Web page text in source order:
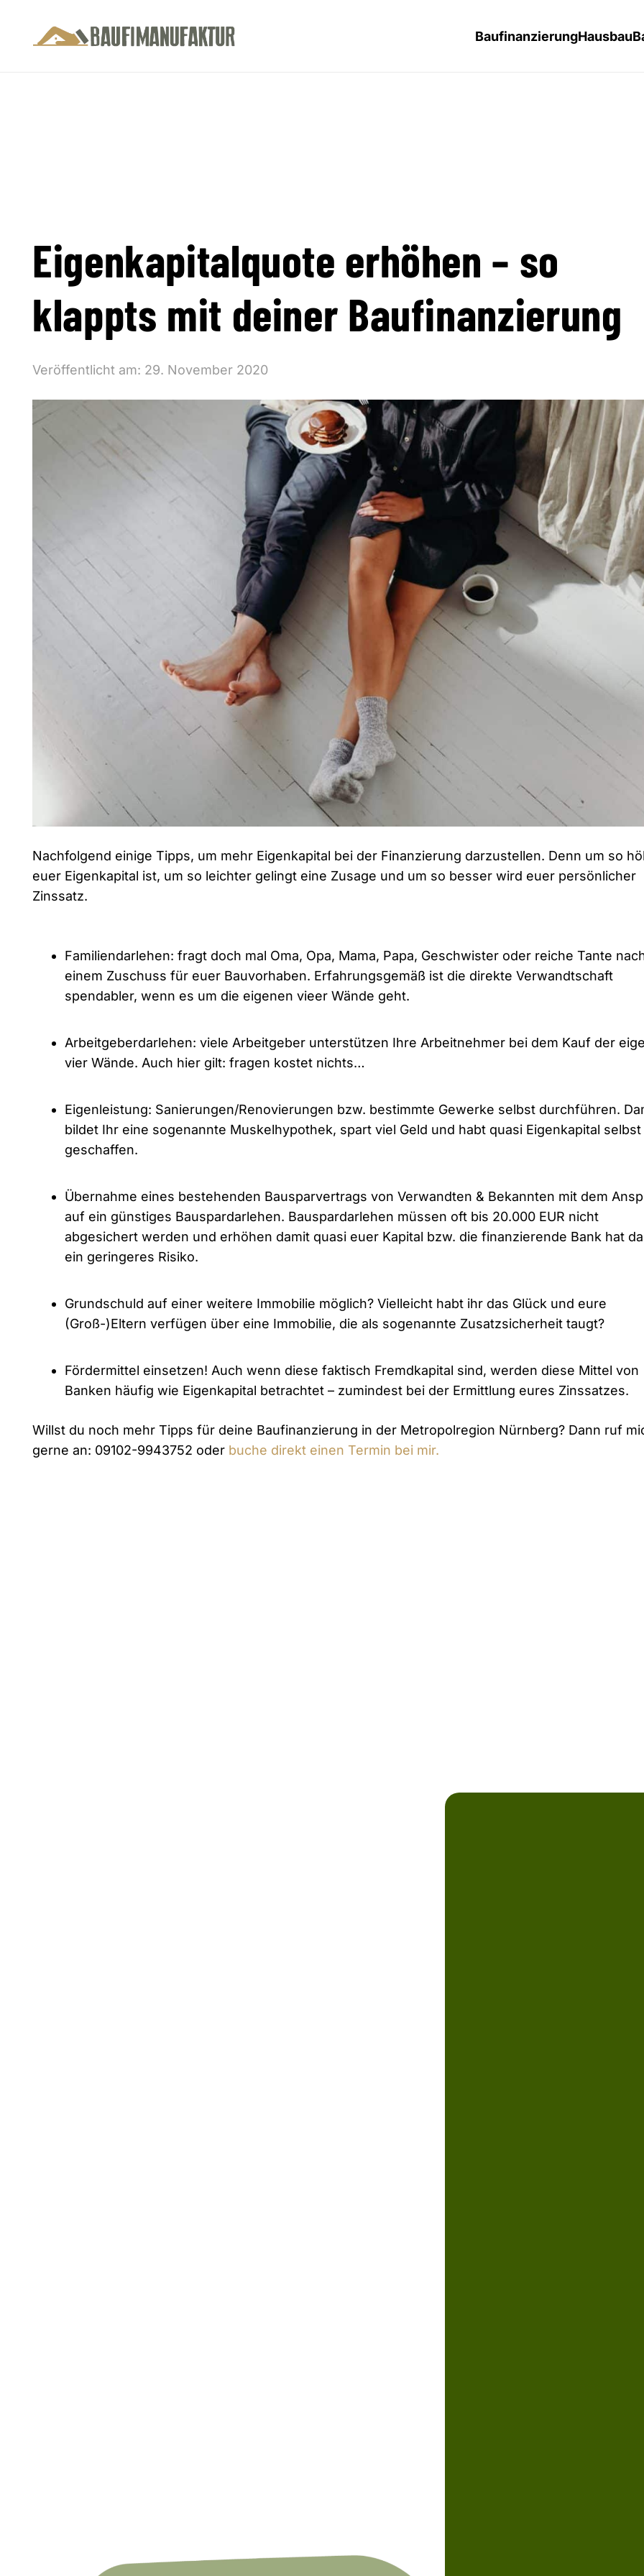
BaufinanzierungHausbau
Eigenkapitalquote erhöhen – so
klappts mit deiner Baufinanzierung
Veröffentlicht am: 29. November 2020
Nachfolgend einige Tipps, um mehr Eigenkapital bei der Finanzierung darzustellen. Denn um so
euer Eigenkapital ist, um so leichter gelingt eine Zusage und um so besser wird euer persönlicher
Zinssatz.
Familiendarlehen: fragt doch mal Oma, Opa, Mama, Papa, Geschwister oder reiche Tante
einem Zuschuss für euer Bauvorhaben. Erfahrungsgemäß ist die direkte Verwandtschaft
spendabler, wenn es um die eigenen vieer Wände geht.
Arbeitgeberdarlehen: viele Arbeitgeber unterstützen Ihre Arbeitnehmer bei dem Kauf der
vier Wände. ⁠Auch hier gilt: fragen kostet nichts…
Eigenleistung: Sanierungen/Renovierungen bzw. bestimmte Gewerke selbst durchführen.
bildet Ihr eine sogenannte Muskelhypothek, spart viel Geld und habt quasi Eigenkapital selbst
geschaffen.
Übernahme eines bestehenden Bausparvertrags von Verwandten & Bekannten mit dem
auf ein günstiges Bauspardarlehen. Bauspardarlehen müssen oft bis 20.000 EUR nicht
abgesichert werden und erhöhen damit quasi euer Kapital bzw. die finanzierende Bank hat
ein geringeres Risiko.⁠
Grundschuld auf einer weitere Immobilie möglich? Vielleicht habt ihr das Glück und eure
(Groß-)Eltern verfügen über eine Immobilie, die als sogenannte Zusatzsicherheit taugt?
Fördermittel einsetzen! Auch wenn diese faktisch Fremdkapital sind, werden diese Mittel von
Banken häufig wie Eigenkapital betrachtet – zumindest bei der Ermittlung eures Zinssatzes.
Willst du noch mehr Tipps ⁠für deine Baufinanzierung in der Metropolregion Nürnberg? Dann ruf
gerne an: 09102-9943752 oder buche direkt einen Termin bei mir.